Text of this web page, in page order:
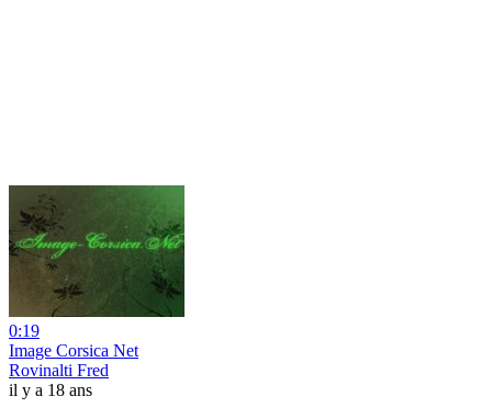
0:19
Image Corsica Net
Rovinalti Fred
il y a 18 ans